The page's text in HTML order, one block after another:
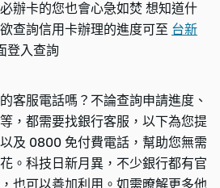
辦卡的您也會心急如焚 想知道什
查詢信用卡辦理的進度可至 台新
登入查詢
客服電話嗎？不論查詢申請進度、
等，都需要找銀行客服，以下為您提
及 0800 免付費電話，幫助您無需
。科技日新月異，不少銀行都有官
也可以善加利用。如需暸解更多他